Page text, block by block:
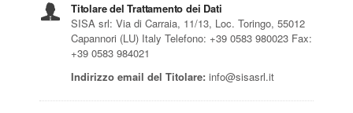
Titolare del Trattamento dei Dati
SISA srl: Via di Carraia, 11/13, Loc. Toringo, 55012
Capannori (LU) Italy Telefono: +39 0583 980023 Fax:
+39 0583 984021
Indirizzo email del Titolare: info@sisasrl.it